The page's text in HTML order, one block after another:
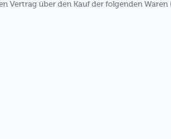
über den Kauf der folgenden